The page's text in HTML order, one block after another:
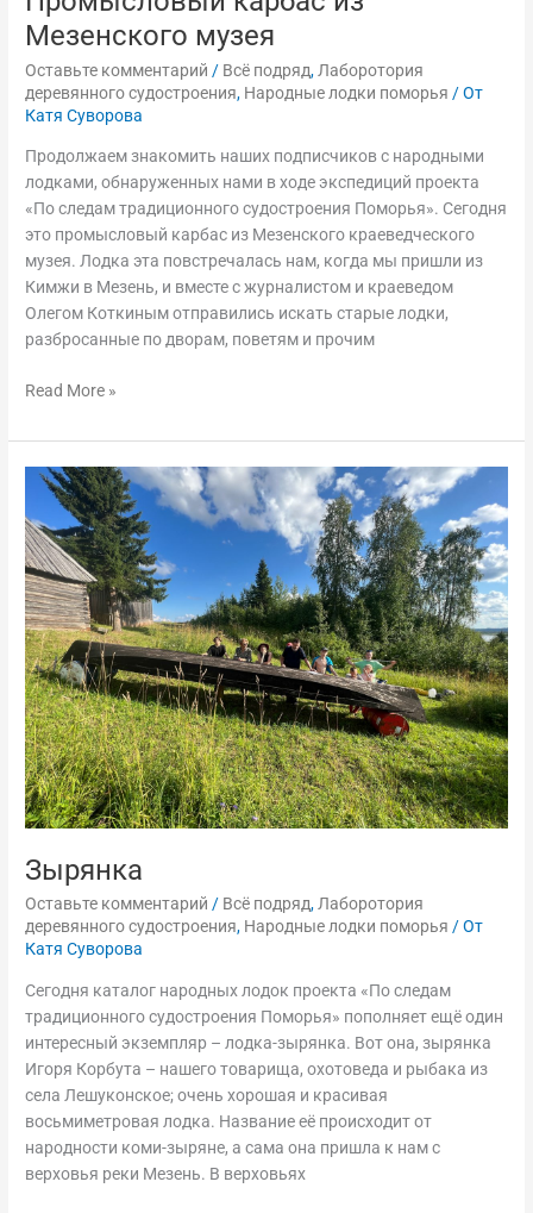
Мезенского музея
Оставьте комментарий / Всё подряд, Лаборотория
деревянного судостроения, Народные лодки поморья / От
Катя Суворова
Продолжаем знакомить наших подписчиков с народными
лодками, обнаруженных нами в ходе экспедиций проекта
«По следам традиционного судостроения Поморья». Сегодня
это промысловый карбас из Мезенского краеведческого
музея. Лодка эта повстречалась нам, когда мы пришли из
Кимжи в Мезень, и вместе с журналистом и краеведом
Олегом Коткиным отправились искать старые лодки,
разбросанные по дворам, поветям и прочим
Read More »
Зырянка
Оставьте комментарий / Всё подряд,Лаборотория
деревянного судостроения, Народные лодки поморья / От
Катя Суворова
Сегодня каталог народных лодок проекта «По следам
традиционного судостроения Поморья» пополняет ещё один
интересный экземпляр – лодка-зырянка. Вот она, зырянка
Игоря Корбута – нашего товарища, охотоведа и рыбака из
села Лешуконское; очень хорошая и красивая
восьмиметровая лодка. Название её происходит от
народности коми-зыряне, а сама она пришла к нам с
верховья реки Мезень. В верховьях
Зырянка